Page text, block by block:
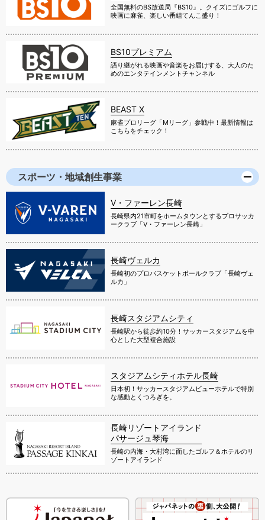
全国無料のBS放送局『BS10』。クイズにゴルフに
映画に麻雀、楽しい番組てんこ盛り！
BS10プレミアム
語り継がれる映画や音楽をお届けする、大人のた
めのエンタテインメントチャンネル
BEAST X
麻雀プロリーグ「Mリーグ」参戦中！最新情報は
こちらをチェック！
スポーツ・地域創生事業
V・ファーレン長崎
長崎県内21市町をホームタウンとするプロサッカ
ークラブ「V・ファーレン長崎」
長崎ヴェルカ
長崎初のプロバスケットボールクラブ「長崎ヴェ
ルカ」
長崎スタジアムシティ
長崎駅から徒歩約10分！サッカースタジアムを中
心とした大型複合施設
スタジアムシティホテル長崎
日本初！サッカースタジアムビューホテルで特別
な感動とくつろぎを。
長崎リゾートアイランド
パサージュ琴海
長崎の内海・大村湾に面したゴルフ＆ホテルのリ
ゾートアイランド